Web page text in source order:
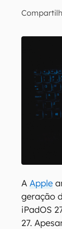
AApple
geração
iPadOS
27.